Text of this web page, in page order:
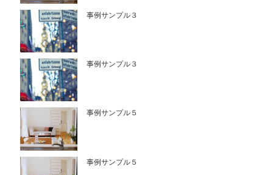
事例サンプル３
事例サンプル３
事例サンプル５
事例サンプル５